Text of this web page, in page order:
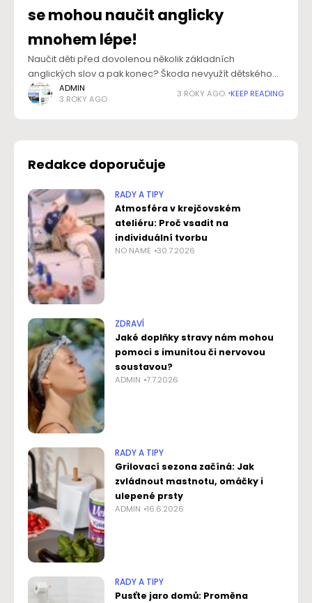
se mohou naučit anglicky
mnohem lépe!
Naučit děti před dovolenou několik základních
anglických slov a pak konec? Škoda nevyužít dětského
potenciálu učit se, už nejmenší děti jsou schopné podle
odborníků zvládnout bilingvní výuku. Anglicky navíc na
ADMIN
3 ROKY AGO
3 ROKY AGO KEEP READING
Redakce doporučuje
RADY A TIPY
Atmosféra v krejčovském
ateliéru: Proč vsadit na
individuální tvorbu
NO NAME 30.7.2026
ZDRAVÍ
Jaké doplňky stravy nám mohou
pomoci s imunitou či nervovou
soustavou?
ADMIN 7.7.2026
RADY A TIPY
Grilovací sezona začíná: Jak
zvládnout mastnotu, omáčky i
ulepené prsty
ADMIN 16.6.2026
RADY A TIPY
Pusťte jaro domů: Proměna